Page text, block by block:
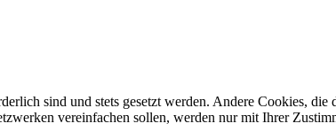
sind und stets gesetzt werden. Andere Cookies,
vereinfachen sollen, werden nur mit Ihrer